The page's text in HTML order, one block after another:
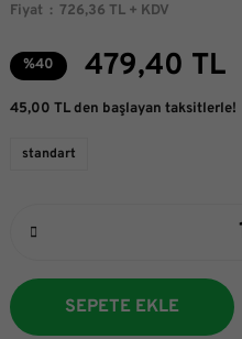
Fiyat
726,36 TL + KDV
%40 479,40 TL
45,00 TL den başlayan taksitlerle!
standart
SEPETE EKLE